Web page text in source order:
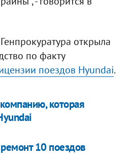
открыла
по факту
поездов Hyundai.
которая
10 поездов